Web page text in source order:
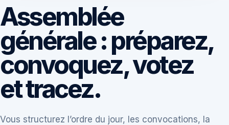
Assemblée
générale : préparez,
convoquez, votez
et tracez.
Vous structurez l’ordre du jour, les convocations, la